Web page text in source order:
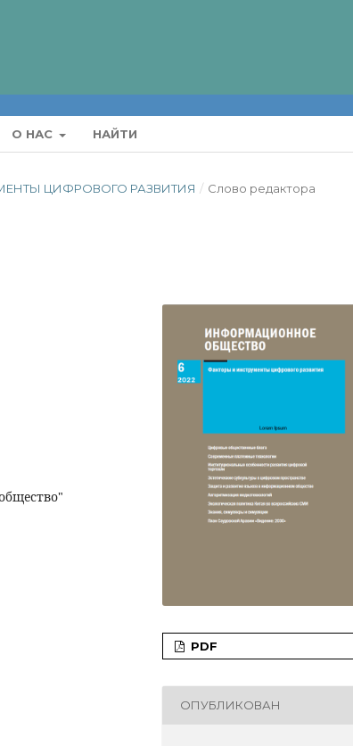
О НАС НАЙТИ
ЦИФРОВОГО РАЗВИТИЯ / Слово редактора
PDF
ОПУБЛИКОВАН